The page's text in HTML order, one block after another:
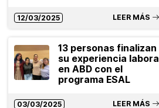
12/03/2025 LEER MÁS
13 personas finalizan
su experiencia laboral
en ABD con el
programa ESAL
03/03/2025 LEER MÁS